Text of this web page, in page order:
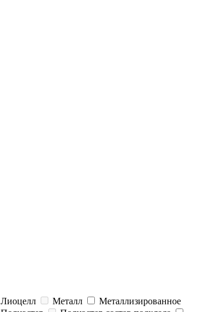
Лиоцелл Металл
Металлизированное